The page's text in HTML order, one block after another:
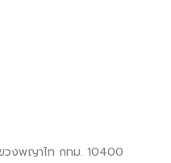
วงพญาไท กทม. 10400